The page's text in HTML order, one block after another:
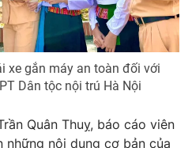
xe gắn máy an toàn đối với
Dân tộc nội trú Hà Nội
Quân Thuỵ, báo cáo viên
những nội dung cơ bản của